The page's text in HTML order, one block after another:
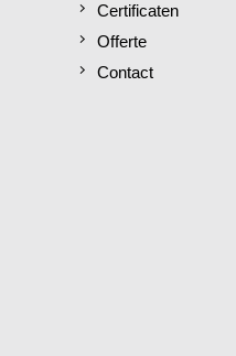
Certificaten
Offerte
Contact